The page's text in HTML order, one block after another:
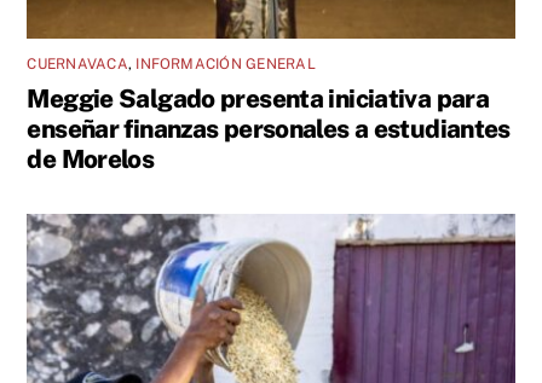
CUERNAVACA, INFORMACIÓN GENERAL
Meggie Salgado presenta iniciativa para
enseñar finanzas personales a estudiantes
de Morelos